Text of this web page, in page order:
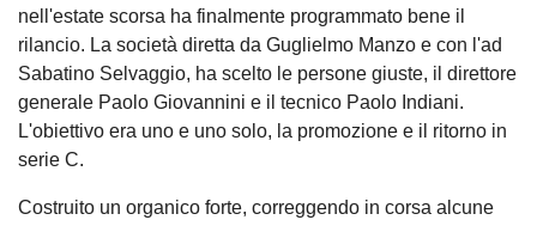
nell'estate scorsa ha finalmente programmato bene il
rilancio. La società diretta da Guglielmo Manzo e con l'ad
Sabatino Selvaggio, ha scelto le persone giuste, il direttore
generale Paolo Giovannini e il tecnico Paolo Indiani.
L'obiettivo era uno e uno solo, la promozione e il ritorno in
serie C.
Costruito un organico forte, correggendo in corsa alcune